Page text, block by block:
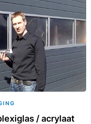
/ acrylaat